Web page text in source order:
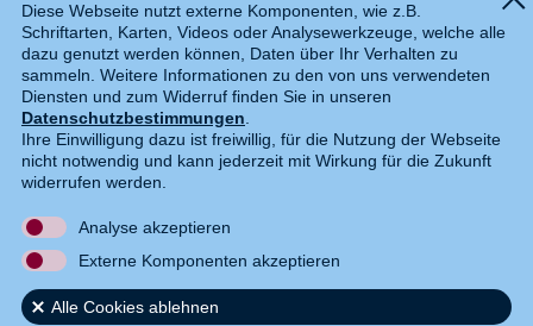
Datenschutz
Shop
Widerruf
Kontakt
DE EN
Diese Webseite nutzt externe Komponenten, wie z.B.
Schriftarten, Karten, Videos oder Analysewerkzeuge, welche alle
dazu genutzt werden können, Daten über Ihr Verhalten zu
sammeln. Weitere Informationen zu den von uns verwendeten
Diensten und zum Widerruf finden Sie in unseren
Datenschutzbestimmungen.
Ihre Einwilligung dazu ist freiwillig, für die Nutzung der Webseite
nicht notwendig und kann jederzeit mit Wirkung für die Zukunft
widerrufen werden.
Analyse akzeptieren
Externe Komponenten akzeptieren
Alle Cookies ablehnen